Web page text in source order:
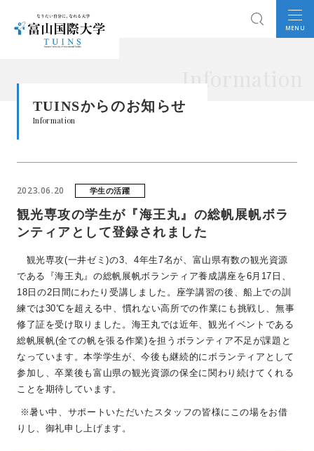
MENU
Information
TUINSからのお知らせ
Information
2023.06.20 学生の活躍
観光専攻の学生が『海王丸』の総帆展帆ボラ
ンティアとして登録されました
観光専攻(一井ゼミ)の3、4年生7名が、富山県有数の観光資源
である『海王丸』の総帆展帆ボランティア養成講座を6月 17 日、
18 日の2 日間にわたり受講しました。座学講習の後、船上での訓
練では30℃を超える中、慣れない高所での作業にも挑戦し、無事
修了証を受け取りました。海王丸では近年、観光イベントである
総帆展帆(全ての帆を張る作業)を担うボランティア不足が課題と
なっています。本学学生が、今後も継続的にボランティアとして
参加し、卒業後も富山県の観光資源の保全に関わり続けてくれる
ことを期待しています。
※暑い中、サポートいただいたスタッフの皆様にこの場をお借
りし、御礼申し上げます。